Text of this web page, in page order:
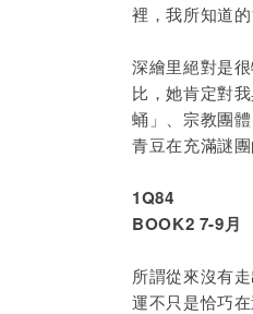
裡，我所知道
深繪里絕對是
比，她肯定對
蛹」、宗教團
青豆在充滿謎
1Q84
BOOK2 7-9月
所謂從來沒有
運不只是恰巧